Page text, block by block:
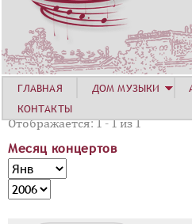
Отображается: 1 - 1 из 1
Месяц концертов
М
е
с
М
е
с
Г
о
ГЛАВНАЯ ДОМ МУЗЫКИ
КОНТАКТЫ